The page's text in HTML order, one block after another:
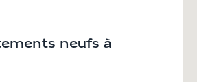
neufs à